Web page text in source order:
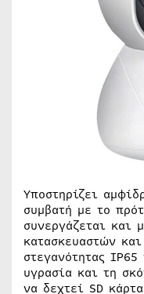
Υποστηρίζει
συμβατή με το
συνεργάζεται και
κατασκευαστών
στεγανότητας
υγρασία και τη
να δεχτεί SD